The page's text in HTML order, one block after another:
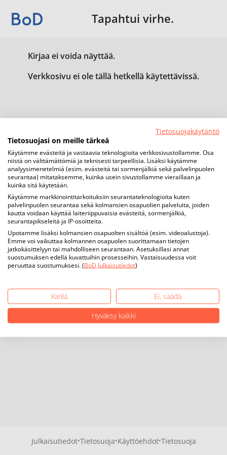
Tapahtui virhe.
Kirjaa ei voida näyttää.
Verkkosivu ei ole tällä hetkellä käytettävissä.
Julkaisutiedot·Tietosuoja·Käyttöehdot·Tietosuoja
Tietosuojakäytäntö
Tietosuojasi on meille tärkeä
Käytämme evästeitä ja vastaavia teknologioita verkkosivustollamme. Osa
niistä on välttämättömiä ja teknisesti tarpeellisia. Lisäksi käytämme
analyysimenetelmiä (esim. evästeitä tai sormenjälkiä sekä palvelinpuolen
seurantaa) mitataksemme, kuinka usein sivustollamme vieraillaan ja
kuinka sitä käytetään.
Käytämme markkinointitarkoituksiin seurantateknologioita kuten
palvelinpuolen seurantaa sekä kolmansien osapuolien palveluita, joiden
kautta voidaan käyttää laiteriippuvaisia evästeitä, sormenjälkiä,
seurantapikseleitä ja IP-osoitteita.
Upotamme lisäksi kolmansien osapuolten sisältöä (esim. videoalustoja).
Emme voi vaikuttaa kolmannen osapuolen suorittamaan tietojen
jatkokäsittelyyn tai mahdolliseen seurantaan. Asetuksillasi annat
suostumuksen edellä kuvattuihin prosesseihin. Vastaisuudessa voit
peruuttaa suostumuksesi. (BoD Julkaisutiedot)
Kiellä
Ei, säädä
Hyväksy kaikki